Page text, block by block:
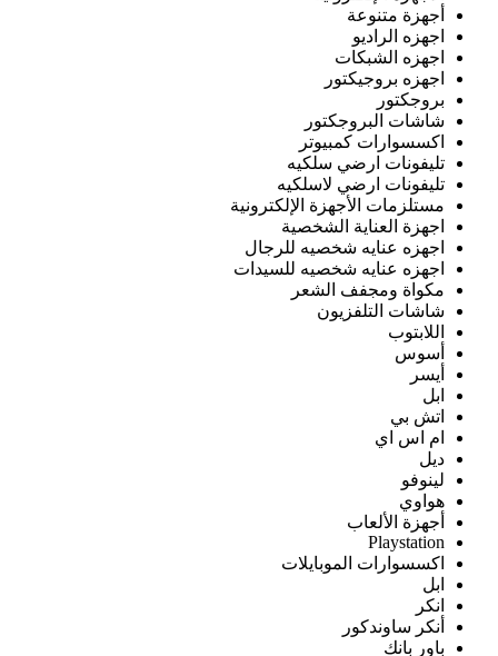
أجهزة متنوعة
اجهزه الراديو
اجهزه الشبكات
اجهزه بروجيكتور
بروجكتور
شاشات البروجكتور
اكسسوارات كمبيوتر
تليفونات ارضي سلكيه
تليفونات ارضي لاسلكيه
مستلزمات الأجهزة الإلكترونية
اجهزة العناية الشخصية
اجهزه عنايه شخصيه للرجال
اجهزه عنايه شخصيه للسيدات
مكواة ومجفف الشعر
شاشات التلفزيون
اللابتوب
أسوس
أيسر
ابل
اتش بي
ام اس اي
ديل
لينوفو
هواوي
أجهزة الألعاب
Playstation
اكسسوارات الموبايلات
ابل
انكر
أنكر ساوندكور
باور بانك